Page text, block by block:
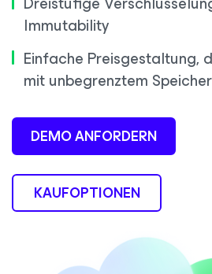
Immutability
Einfache Preisgestaltung,
mit unbegrenztem Speicher
DEMO ANFORDERN
KAUFOPTIONEN